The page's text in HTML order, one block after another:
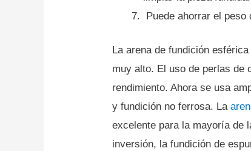
Puede ahorrar el
La arena de fundición
muy alto. El uso de perlas de
rendimiento.Ahora se usa
y fundición no ferrosa. La
excelente para la mayoría de
inversión, la fundición de